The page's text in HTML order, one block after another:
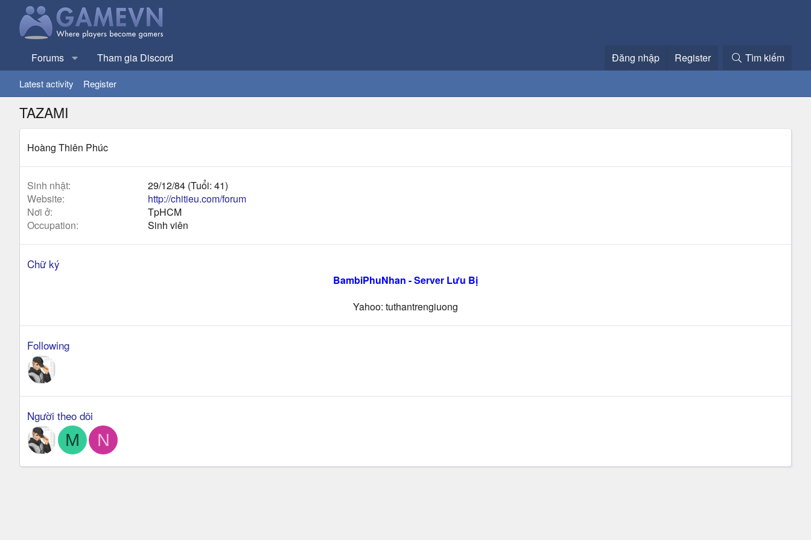
Forums Tham gia Discord Đăng nhập Register Tìm kiếm
Latest activity Register
TAZAMI
Hoàng Thiên Phúc
Sinh nhật
29/12/84 (Tuổi: 41)
Website
http://chitieu.com/forum
Nơi ở
TpHCM
Occupation
Sinh viên
Chữ ký
BambiPhuNhan - Server Lưu Bị
Yahoo: tuthantrengiuong​
Following
Người theo dõi
M N